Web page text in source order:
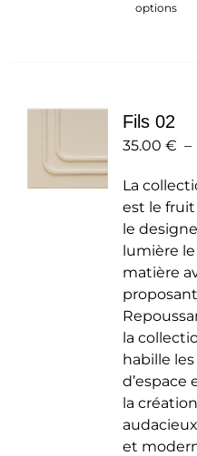
options
Fils 02
35.00 € –
La
est le fruit
le
lumière
matière
la
habille
d’espace
la
et